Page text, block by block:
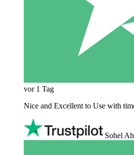
vor 1 Tag
Nice and Excellent to Use with
Sohel